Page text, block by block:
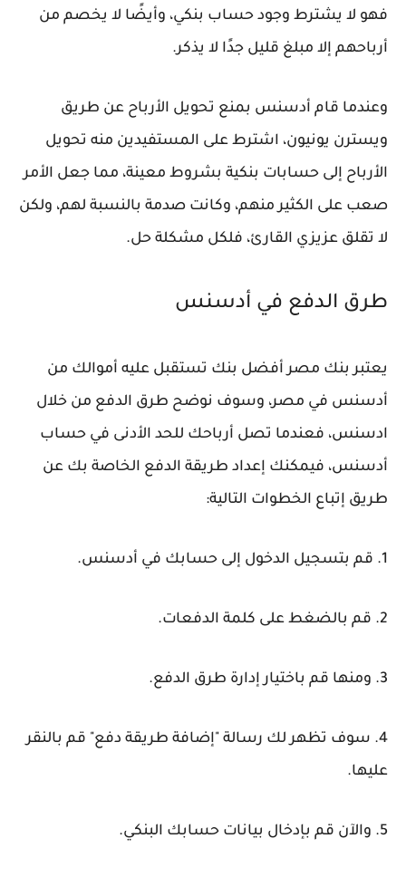
فهو لا يشترط وجود حساب بنكي، وأيضًا لا يخصم من
أرباحهم إلا مبلغ قليل جدًا لا يذكر.
وعندما قام أدسنس بمنع تحويل الأرباح عن طريق
ويسترن يونيون، اشترط على المستفيدين منه تحويل
الأرباح إلى حسابات بنكية بشروط معينة، مما جعل الأمر
صعب على الكثير منهم، وكانت صدمة بالنسبة لهم، ولكن
لا تقلق عزيزي القارئ، فلكل مشكلة حل.
طرق الدفع في أدسنس
يعتبر بنك مصر أفضل بنك تستقبل عليه أموالك من
أدسنس في مصر، وسوف نوضح طرق الدفع من خلال
ادسنس، فعندما تصل أرباحك للحد الأدنى في حساب
أدسنس، فيمكنك إعداد طريقة الدفع الخاصة بك عن
طريق إتباع الخطوات التالية:
1. قم بتسجيل الدخول إلى حسابك في أدسنس.
2. قم بالضغط على كلمة الدفعات.
3. ومنها قم باختيار إدارة طرق الدفع.
4. سوف تظهر لك رسالة "إضافة طريقة دفع" قم بالنقر
عليها.
5. والآن قم بإدخال بيانات حسابك البنكي.